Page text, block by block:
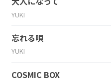
YUKI
忘れる唄
YUKI
COSMIC BOX